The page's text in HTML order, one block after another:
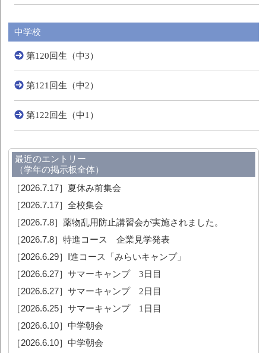
中学校
第120回生（中3）
第121回生（中2）
第122回生（中1）
最近のエントリー
（学年の掲示板全体）
［2026.7.17］ 夏休み前集会
［2026.7.17］全校集会
［2026.7.8］薬物乱用防止講習会が実施されました。
［2026.7.8］特進コース 企業見学発表
［2026.6.29］ Ⅰ進コース「みらいキャンプ」
［2026.6.27］サマーキャンプ 3日目
［2026.6.27］サマーキャンプ 2日目
［2026.6.25］サマーキャンプ 1日目
［2026.6.10］中学朝会
［2026.6.10］中学朝会